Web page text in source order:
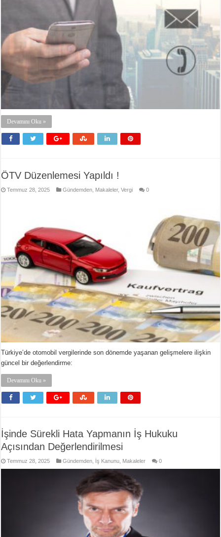
Devamını Oku »
ÖTV Düzenlemesi Yapıldı !
Temmuz 28, 2025 Gündemden Makaleler,Vergi 0
Türkiye’de otomobil vergilerinde son dönemde yaşanan gelişmelere ilişkin
güncel bir değerlendirme:
Devamını Oku »
İşinde Sürekli Hata Yapmanın İş Hukuku
Açısından Değerlendirilmesi
Temmuz 28, 2025 Gündemden İş Kanunu Makaleler 0